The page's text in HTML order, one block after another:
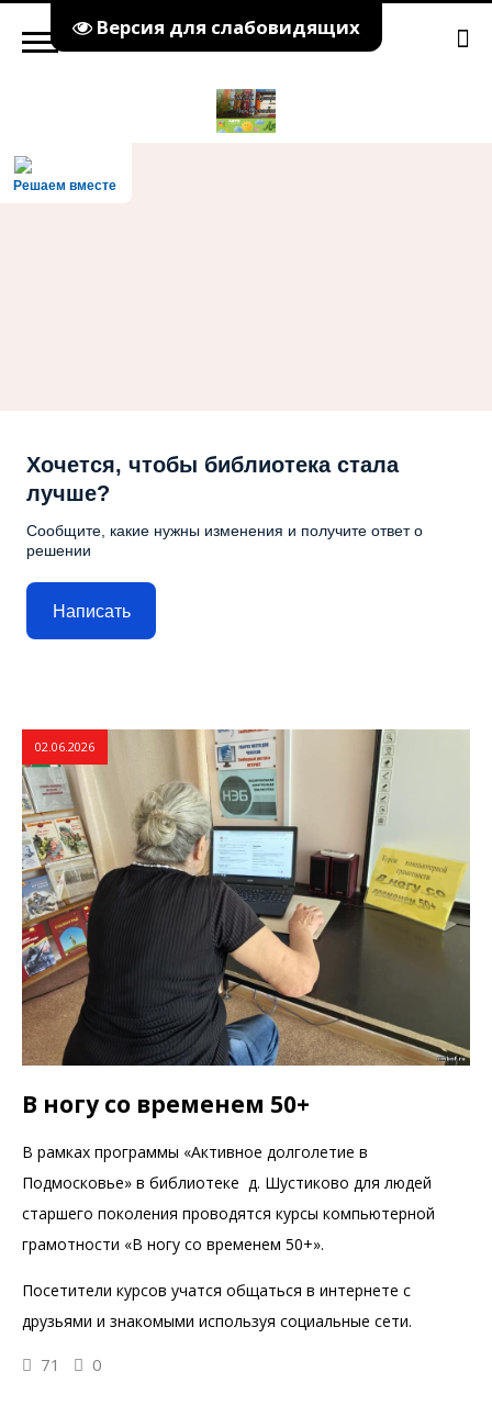
Версия для слабовидящих
Решаем вместе
Хочется, чтобы библиотека стала
лучше?
Сообщите, какие нужны изменения и получите ответ о
решении
Написать
02.06.2026
В ногу со временем 50+
В рамках программы «Активное долголетие в
Подмосковье» в библиотеке д. Шустиково для людей
старшего поколения проводятся курсы компьютерной
грамотности «В ногу со временем 50+».
Посетители курсов учатся общаться в интернете с
друзьями и знакомыми используя социальные сети.
71 0